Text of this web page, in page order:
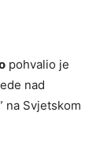
pohvalio je
nad
na Svjetskom